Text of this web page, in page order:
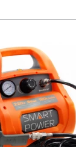
но быстро
храниться
так далее.
Это цена почти
и хандры,